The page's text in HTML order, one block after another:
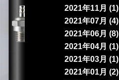
2021年11月 (1)
2021年07月 (4)
2021年06月 (8)
2021年04月 (1)
2021年03月 (1)
2021年01月 (2)